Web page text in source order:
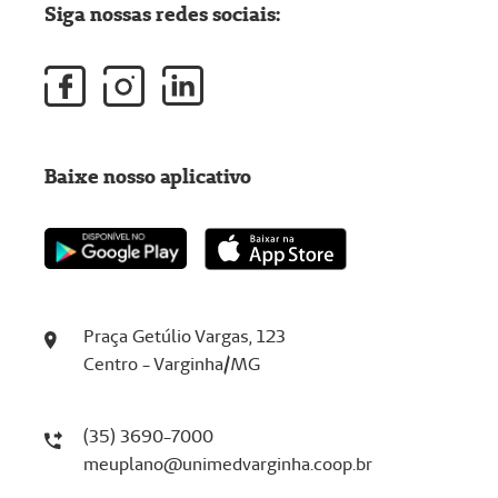
Praça Getúlio Vargas, 123
Centro - Varginha/MG
(35) 3690-7000
meuplano@unimedvarginha.coop.br
Siga nossas redes sociais:
Baixe nosso aplicativo